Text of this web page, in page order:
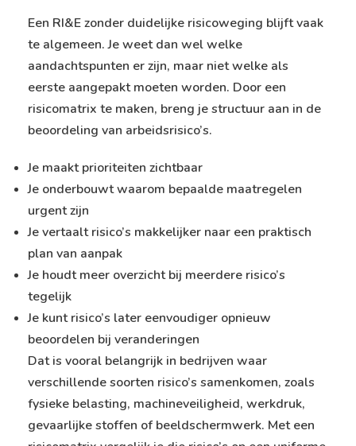
Een RI&E zonder duidelijke risicoweging blijft vaak
te algemeen. Je weet dan wel welke
aandachtspunten er zijn, maar niet welke als
eerste aangepakt moeten worden. Door een
risicomatrix te maken, breng je structuur aan in de
beoordeling van arbeidsrisico’s.
Je maakt prioriteiten zichtbaar
Je onderbouwt waarom bepaalde maatregelen
urgent zijn
Je vertaalt risico’s makkelijker naar een praktisch
plan van aanpak
Je houdt meer overzicht bij meerdere risico’s
tegelijk
Je kunt risico’s later eenvoudiger opnieuw
beoordelen bij veranderingen
Dat is vooral belangrijk in bedrijven waar
verschillende soorten risico’s samenkomen, zoals
fysieke belasting, machineveiligheid, werkdruk,
gevaarlijke stoffen of beeldschermwerk. Met een